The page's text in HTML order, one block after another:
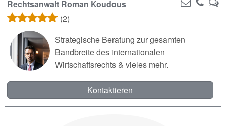
Rechtsanwalt Roman Koudous
(2)
Strategische Beratung zur gesamten
Bandbreite des internationalen
Wirtschaftsrechts & vieles mehr.
Kontaktieren